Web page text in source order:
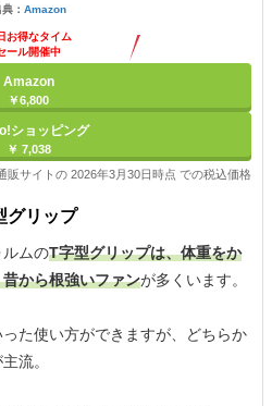
： Amazon
お得なタイム
ール開催中
Amazon
￥6,800
ショッピング
￥ 7,038
販サイトの 2026年3月30日時点 での税込価格
グリップ
ムのT字型グリップは、体重をか
から根強いファンが多くいます。
た使い方ができますが、どちらか
流。